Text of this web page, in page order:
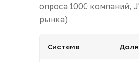
опроса 1000 компаний,
рынка).
Система Доля